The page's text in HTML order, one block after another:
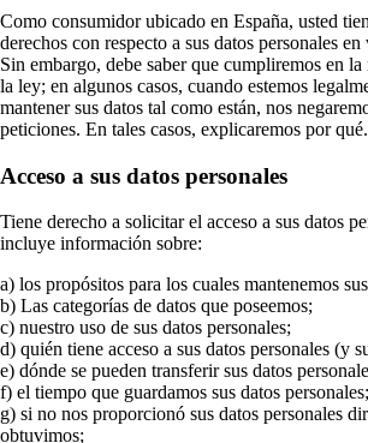
Como consumidor ubicado en España, usted
derechos con respecto a sus datos personales
Sin embargo, debe saber que cumpliremos en
la ley; en algunos casos, cuando estemos
mantener sus datos tal como están, nos
peticiones. En tales casos, explicaremos por qué.
Acceso a sus datos personales
Tiene derecho a solicitar el acceso a sus datos
incluye información sobre:
a) los propósitos para los cuales mantenemos
b) Las categorías de datos que poseemos;
c) nuestro uso de sus datos personales;
d) quién tiene acceso a sus datos personales (y
e) dónde se pueden transferir sus datos
f) el tiempo que guardamos sus datos personales;
g) si no nos proporcionó sus datos personales
obtuvimos;